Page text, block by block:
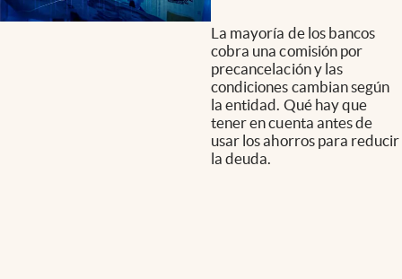
La mayoría de los bancos
cobra una comisión por
precancelación y las
condiciones cambian según
la entidad. Qué hay que
tener en cuenta antes de
usar los ahorros para reducir
la deuda.